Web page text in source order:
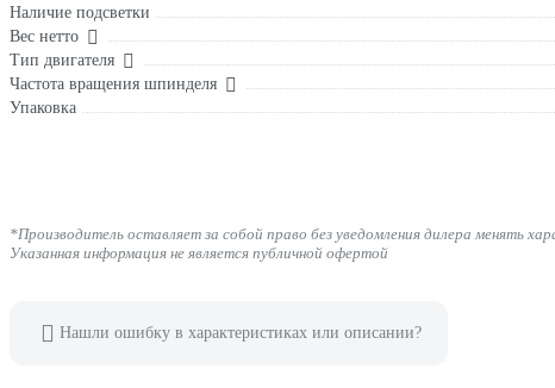
Наличие подсветки
Вес нетто
Тип двигателя
Частота вращения шпинделя
Упаковка
*Производитель оставляет за собой право без уведомления дилера менять
Указанная информация не является публичной офертой
Нашли ошибку в характеристиках или описании?